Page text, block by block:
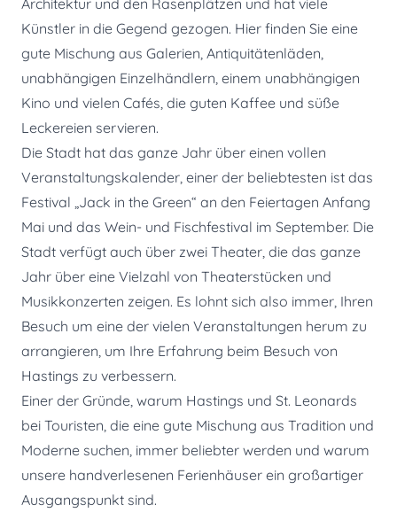
Künstler in die Gegend gezogen. Hier finden Sie eine
gute Mischung aus Galerien, Antiquitätenläden,
unabhängigen Einzelhändlern, einem unabhängigen
Kino und vielen Cafés, die guten Kaffee und süße
Leckereien servieren.
Die Stadt hat das ganze Jahr über einen vollen
Veranstaltungskalender, einer der beliebtesten ist das
Festival „Jack in the Green“ an den Feiertagen Anfang
Mai und das Wein- und Fischfestival im September. Die
Stadt verfügt auch über zwei Theater, die das ganze
Jahr über eine Vielzahl von Theaterstücken und
Musikkonzerten zeigen. Es lohnt sich also immer, Ihren
Besuch um eine der vielen Veranstaltungen herum zu
arrangieren, um Ihre Erfahrung beim Besuch von
Hastings zu verbessern.
Einer der Gründe, warum Hastings und St. Leonards
bei Touristen, die eine gute Mischung aus Tradition und
Moderne suchen, immer beliebter werden und warum
unsere handverlesenen Ferienhäuser ein großartiger
Ausgangspunkt sind.